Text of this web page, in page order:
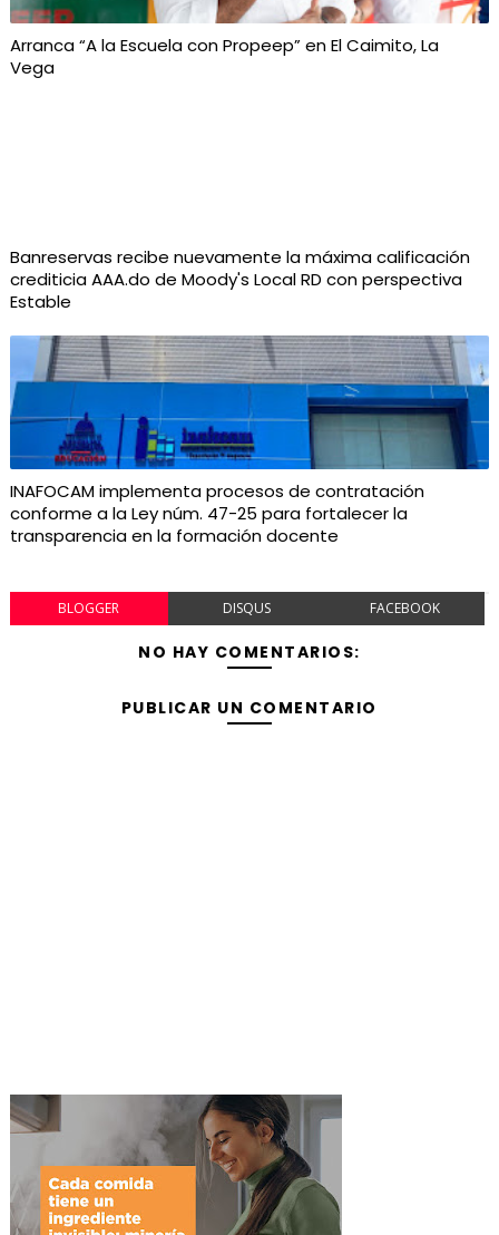
Arranca “A la Escuela con Propeep” en El Caimito, La
Vega
Banreservas recibe nuevamente la máxima calificación
crediticia AAA.do de Moody's Local RD con perspectiva
Estable
INAFOCAM implementa procesos de contratación
conforme a la Ley núm. 47-25 para fortalecer la
transparencia en la formación docente
BLOGGER DISQUS FACEBOOK
NO HAY COMENTARIOS:
PUBLICAR UN COMENTARIO